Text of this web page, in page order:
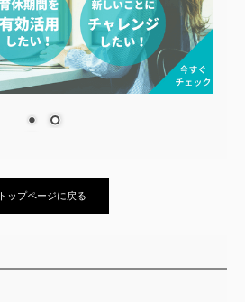
トップページに戻る